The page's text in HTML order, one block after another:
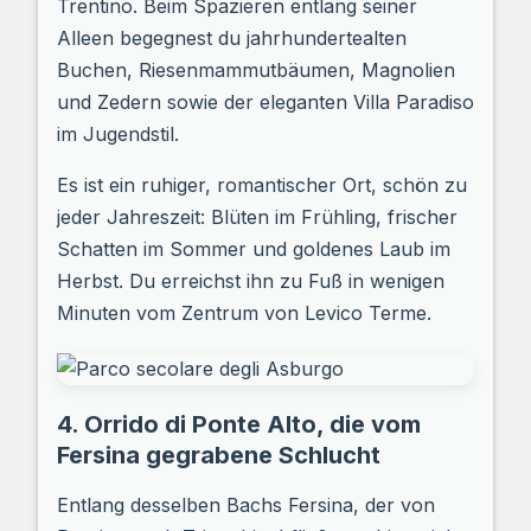
Trentino. Beim Spazieren entlang seiner
Alleen begegnest du jahrhundertealten
Buchen, Riesenmammutbäumen, Magnolien
und Zedern sowie der eleganten Villa Paradiso
im Jugendstil.
Es ist ein ruhiger, romantischer Ort, schön zu
jeder Jahreszeit: Blüten im Frühling, frischer
Schatten im Sommer und goldenes Laub im
Herbst. Du erreichst ihn zu Fuß in wenigen
Minuten vom Zentrum von Levico Terme.
4. Orrido di Ponte Alto, die vom
Fersina gegrabene Schlucht
Entlang desselben Bachs Fersina, der von